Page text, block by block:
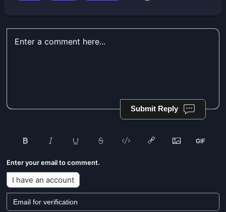
Submit Reply
Enter your email to comment.
I have an account